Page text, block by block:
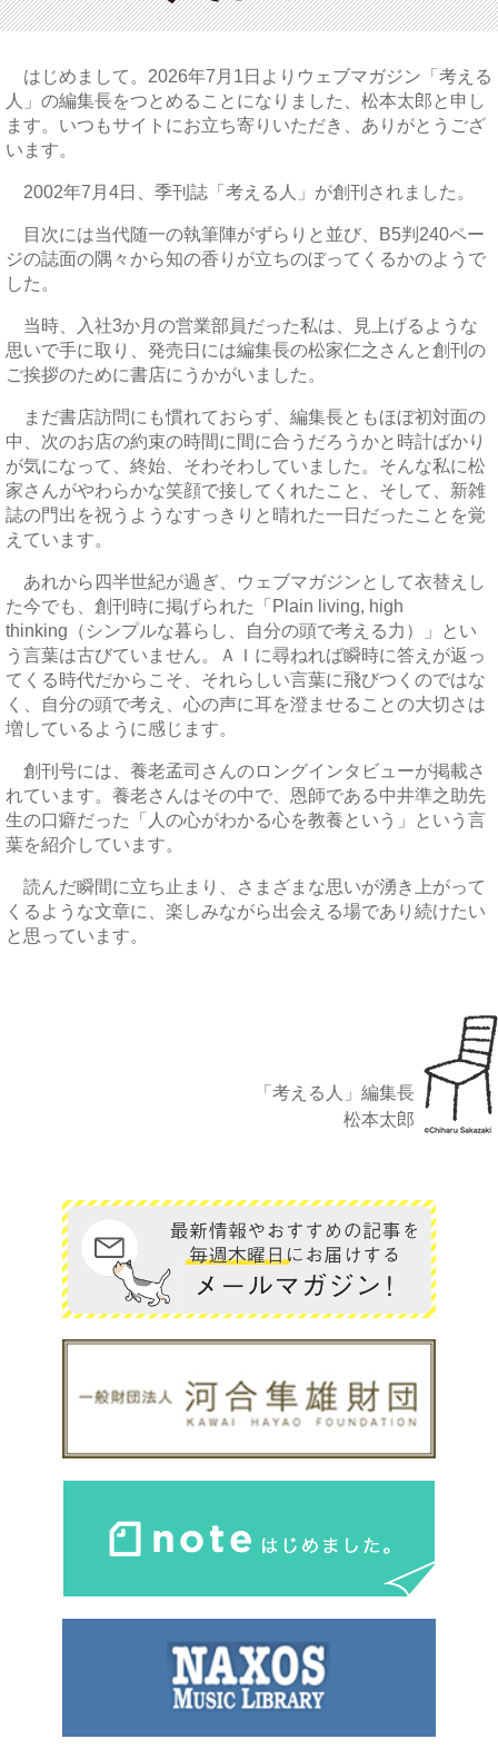
はじめまして。2026年7月1日よりウェブマガジン「考える
人」の編集長をつとめることになりました、松本太郎と申し
ます。いつもサイトにお立ち寄りいただき、ありがとうござ
います。
2002年7月4日、季刊誌「考える人」が創刊されました。
目次には当代随一の執筆陣がずらりと並び、B5判240ペー
ジの誌面の隅々から知の香りが立ちのぼってくるかのようで
した。
当時、入社3か月の営業部員だった私は、見上げるような
思いで手に取り、発売日には編集長の松家仁之さんと創刊の
ご挨拶のために書店にうかがいました。
まだ書店訪問にも慣れておらず、編集長ともほぼ初対面の
中、次のお店の約束の時間に間に合うだろうかと時計ばかり
が気になって、終始、そわそわしていました。そんな私に松
家さんがやわらかな笑顔で接してくれたこと、そして、新雑
誌の門出を祝うようなすっきりと晴れた一日だったことを覚
えています。
あれから四半世紀が過ぎ、ウェブマガジンとして衣替えし
た今でも、創刊時に掲げられた「Plain living, high
thinking（シンプルな暮らし、自分の頭で考える力）」とい
う言葉は古びていません。ＡＩに尋ねれば瞬時に答えが返っ
てくる時代だからこそ、それらしい言葉に飛びつくのではな
く、自分の頭で考え、心の声に耳を澄ませることの大切さは
増しているように感じます。
創刊号には、養老孟司さんのロングインタビューが掲載さ
れています。養老さんはその中で、恩師である中井準之助先
生の口癖だった「人の心がわかる心を教養という」という言
葉を紹介しています。
読んだ瞬間に立ち止まり、さまざまな思いが湧き上がって
くるような文章に、楽しみながら出会える場であり続けたい
と思っています。
「考える人」編集長
松本太郎